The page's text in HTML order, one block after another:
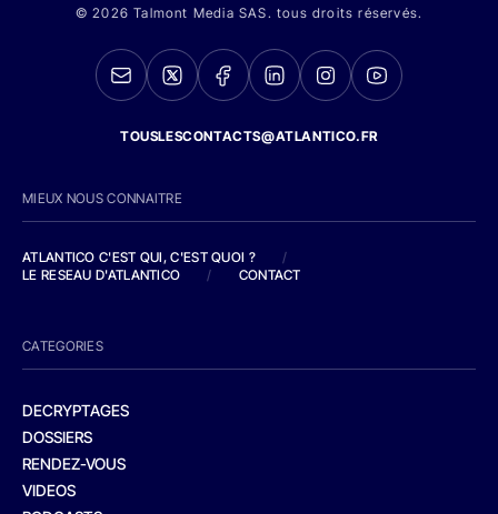
© 2026 Talmont Media SAS. tous droits réservés.
TOUSLESCONTACTS@ATLANTICO.FR
MIEUX NOUS CONNAITRE
ATLANTICO C'EST QUI, C'EST QUOI ?
/
LE RESEAU D'ATLANTICO
/ CONTACT
CATEGORIES
DECRYPTAGES
DOSSIERS
RENDEZ-VOUS
VIDEOS